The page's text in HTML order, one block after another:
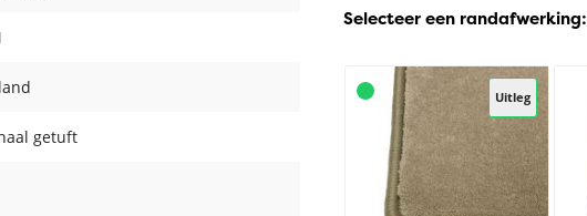
Selecteer een randafwerking:
Uitleg
getuft